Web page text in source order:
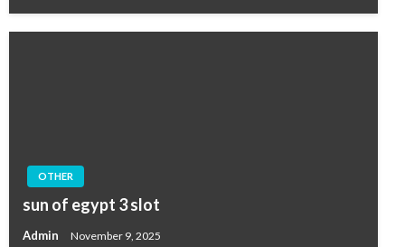
OTHER
sun of egypt 3 slot
Admin November 9, 2025